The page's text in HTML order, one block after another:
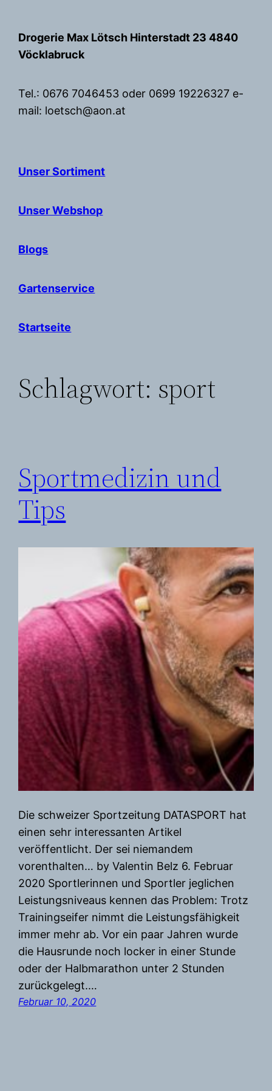
springen
Drogerie Max Lötsch Hinterstadt 23 4840
Vöcklabruck
Tel.: 0676 7046453 oder 0699 19226327 e-
mail: loetsch@aon.at
Unser Sortiment
Unser Webshop
Blogs
Gartenservice
Startseite
Schlagwort: sport
Sportmedizin und
Tips
Die schweizer Sportzeitung DATASPORT hat
einen sehr interessanten Artikel
veröffentlicht. Der sei niemandem
vorenthalten… by Valentin Belz 6. Februar
2020 Sportlerinnen und Sportler jeglichen
Leistungsniveaus kennen das Problem: Trotz
Trainingseifer nimmt die Leistungsfähigkeit
immer mehr ab. Vor ein paar Jahren wurde
die Hausrunde noch locker in einer Stunde
oder der Halbmarathon unter 2 Stunden
zurückgelegt.…
Februar 10, 2020